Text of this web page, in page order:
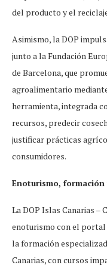
del producto y el
Asimismo, la DOP
junto a la Fundación
de Barcelona, que
agroalimentario
herramienta, integrada
recursos, predecir
justificar prácticas
consumidores.
Enoturismo,
La DOP Islas Canarias –
enoturismo con el portal
la formación
Canarias, con cursos